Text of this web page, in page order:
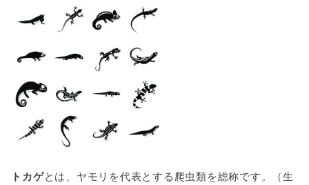
トカゲとは、ヤモリを代表とする爬虫類を総称です。（生